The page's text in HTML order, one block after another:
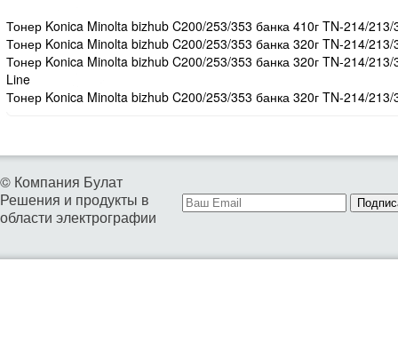
Тонер Konica Minolta bizhub C200/253/353 банка 410г TN-214/
Тонер Konica Minolta bizhub C200/253/353 банка 320г TN-214/
Тонер Konica Minolta bizhub C200/253/353 банка 320г TN-214/
Line
Тонер Konica Minolta bizhub C200/253/353 банка 320г TN-214/
© Компания Булат
Решения и продукты в
области электрографии